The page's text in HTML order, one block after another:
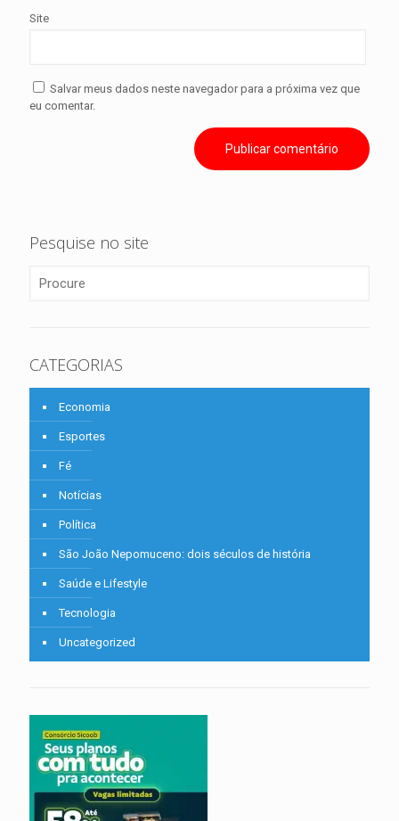
Site
Salvar meus dados neste navegador para a próxima vez que
eu comentar.
Pesquise no site
CATEGORIAS
Economia
Esportes
Fé
Notícias
Política
São João Nepomuceno: dois séculos de história
Saúde e Lifestyle
Tecnologia
Uncategorized